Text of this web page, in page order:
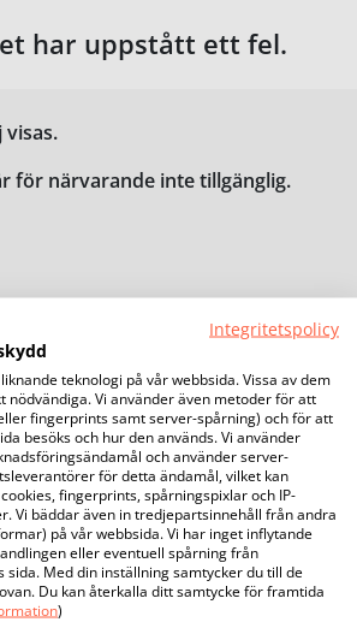
har uppstått ett fel.
visas.
för närvarande inte tillgänglig.
Integritetspolicy
teknologi på vår webbsida. Vissa av dem
nödvändiga. Vi använder även metoder för att
fingerprints samt server-spårning) och för att
besöks och hur den används. Vi använder
och använder server-
för detta ändamål, vilket kan
fingerprints, spårningspixlar och IP-
Vi bäddar även in tredjepartsinnehåll från andra
på vår webbsida. Vi har inget inflytande
eller eventuell spårning från
Med din inställning samtycker du till de
Du kan återkalla ditt samtycke för framtida
)